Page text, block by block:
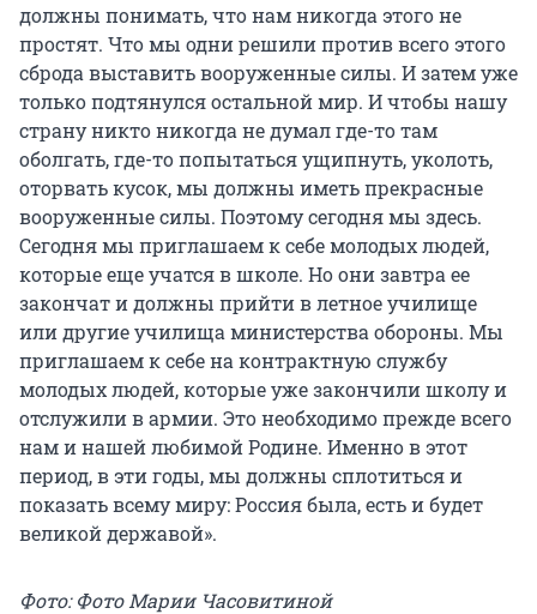
должны понимать, что нам никогда этого не
простят. Что мы одни решили против всего этого
сброда выставить вооруженные силы. И затем уже
только подтянулся остальной мир. И чтобы нашу
страну никто никогда не думал где-то там
оболгать, где-то попытаться ущипнуть, уколоть,
оторвать кусок, мы должны иметь прекрасные
вооруженные силы. Поэтому сегодня мы здесь.
Сегодня мы приглашаем к себе молодых людей,
которые еще учатся в школе. Но они завтра ее
закончат и должны прийти в летное училище
или другие училища министерства обороны. Мы
приглашаем к себе на контрактную службу
молодых людей, которые уже закончили школу и
отслужили в армии. Это необходимо прежде всего
нам и нашей любимой Родине. Именно в этот
период, в эти годы, мы должны сплотиться и
показать всему миру: Россия была, есть и будет
великой державой».
Фото: Фото Марии Часовитиной